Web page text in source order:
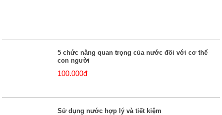
5 chức năng quan trọng của nước đối với cơ thể
con người
100.000đ
Sử dụng nước hợp lý và tiết kiệm